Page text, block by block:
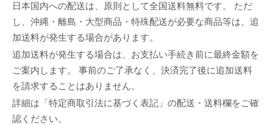
日本国内への配送は、原則として全国送料無料です。 ただ
し、沖縄・離島・大型商品・特殊配送が必要な商品等は、追
加送料が発生する場合があります。
追加送料が発生する場合は、お支払い手続き前に最終金額を
ご案内します。 事前のご了承なく、決済完了後に追加送料
を請求することはありません。
詳細は「特定商取引法に基づく表記」の配送・送料欄をご確
認ください。